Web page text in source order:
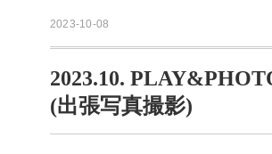
2023-10-08
2023.10.
(出張写真撮影)